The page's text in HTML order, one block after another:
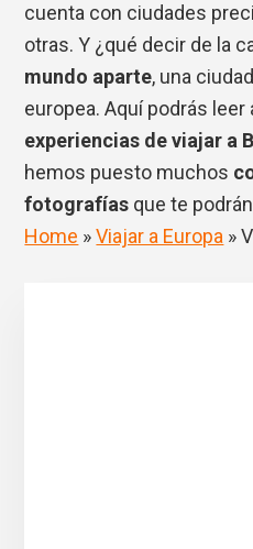
cuenta con ciudades
otras. Y ¿qué decir de la
mundo aparte, una
europea. Aquí podrás leer
experiencias de viajar a
hemos puesto muchos
fotografías que te
Home »Viajar a Europa »